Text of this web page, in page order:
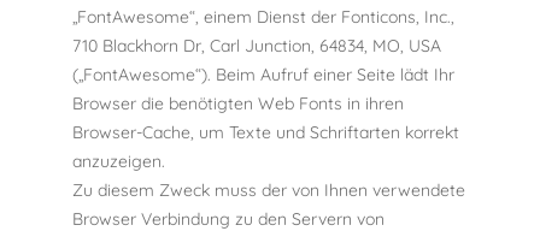
„FontAwesome“, einem Dienst der Fonticons, Inc.,
710 Blackhorn Dr, Carl Junction, 64834, MO, USA
(„FontAwesome“). Beim Aufruf einer Seite lädt Ihr
Browser die benötigten Web Fonts in ihren
Browser-Cache, um Texte und Schriftarten korrekt
anzuzeigen.
Zu diesem Zweck muss der von Ihnen verwendete
Browser Verbindung zu den Servern von